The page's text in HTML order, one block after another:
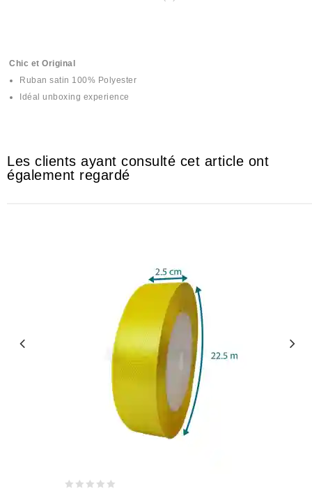
Chic et Original
Ruban satin 100% Polyester
Idéal unboxing experience
Les clients ayant consulté cet article ont
également regardé